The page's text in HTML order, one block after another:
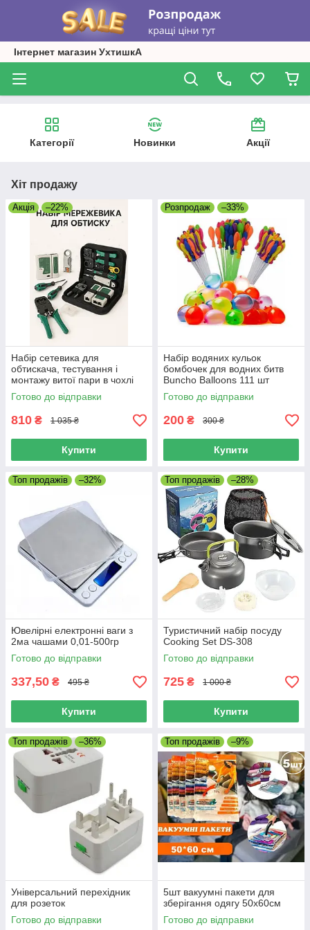
Інтернет магазин УхтишкА
Категорії Новинки Акції
Хіт продажу
Акція –22%
Набір сетевика для
обтискача, тестування і
монтажу витої пари в чохлі
7186
Готово до відправки
810 ₴ 1 035 ₴
Купити
Розпродаж –33%
Набір водяних кульок
бомбочек для водних битв
Buncho Balloons 111 шт
Готово до відправки
200 ₴ 300 ₴
Купити
Топ продажів –32%
Ювелірні електронні ваги з
2ма чашами 0,01-500гр
Готово до відправки
337,50 ₴ 495 ₴
Купити
Топ продажів –28%
Туристичний набір посуду
Cooking Set DS-308
Готово до відправки
725 ₴ 1 000 ₴
Купити
Топ продажів –36%
Універсальний перехідник
для розеток
Готово до відправки
Топ продажів –9%
5шт вакуумні пакети для
зберігання одягу 50х60см
Готово до відправки